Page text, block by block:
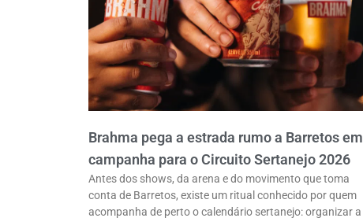
Brahma pega a estrada rumo a Barretos em
campanha para o Circuito Sertanejo 2026
Antes dos shows, da arena e do movimento que toma
conta de Barretos, existe um ritual conhecido por quem
acompanha de perto o calendário sertanejo: organizar a